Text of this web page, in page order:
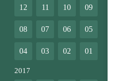
12 11 10 09
08 07 06 05
04 03 02 01
2017